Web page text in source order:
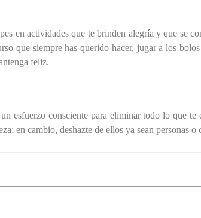
en actividades que te brinden alegría y que se
que siempre has querido hacer, jugar a los
feliz.
esfuerzo consciente para eliminar todo lo que te
en cambio, deshazte de ellos ya sean personas o